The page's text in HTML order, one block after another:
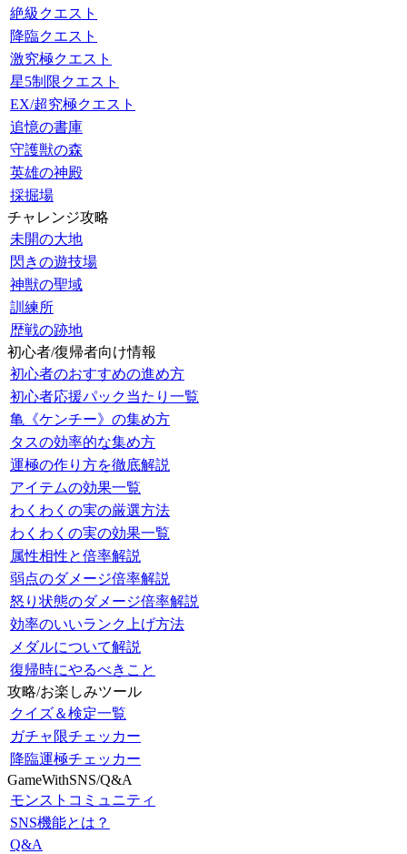
絶級クエスト
降臨クエスト
激究極クエスト
星5制限クエスト
EX/超究極クエスト
追憶の書庫
守護獣の森
英雄の神殿
採掘場
チャレンジ攻略
未開の大地
閃きの遊技場
神獣の聖域
訓練所
歴戦の跡地
初心者/復帰者向け情報
初心者のおすすめの進め方
初心者応援パック当たり一覧
亀《ケンチー》の集め方
タスの効率的な集め方
運極の作り方を徹底解説
アイテムの効果一覧
わくわくの実の厳選方法
わくわくの実の効果一覧
属性相性と倍率解説
弱点のダメージ倍率解説
怒り状態のダメージ倍率解説
効率のいいランク上げ方法
メダルについて解説
復帰時にやるべきこと
攻略/お楽しみツール
クイズ＆検定一覧
ガチャ限チェッカー
降臨運極チェッカー
GameWithSNS/Q&A
モンストコミュニティ
SNS機能とは？
Q&A